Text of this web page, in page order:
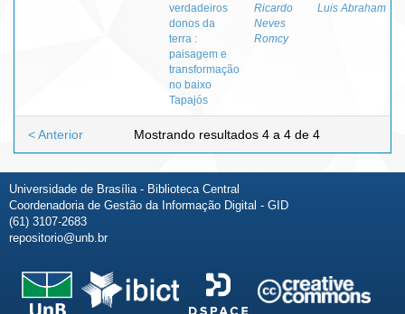
verdadeiros
donos da
terra :
paisagem e
transformação
no baixo
Tapajós
Ricardo
Neves
Romcy
Luis Abraham
Mostrando resultados 4 a 4 de 4
< Anterior
Universidade de Brasília - Biblioteca Central
Coordenadoria de Gestão da Informação Digital - GID
(61) 3107-2683
repositorio@unb.br